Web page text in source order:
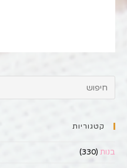
קטגוריות
בנות (330)